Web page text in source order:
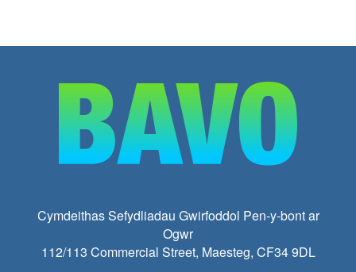
Cymdeithas Sefydliadau Gwirfoddol Pen-y-bont ar
Ogwr
112/113 Commercial Street, Maesteg, CF34 9DL